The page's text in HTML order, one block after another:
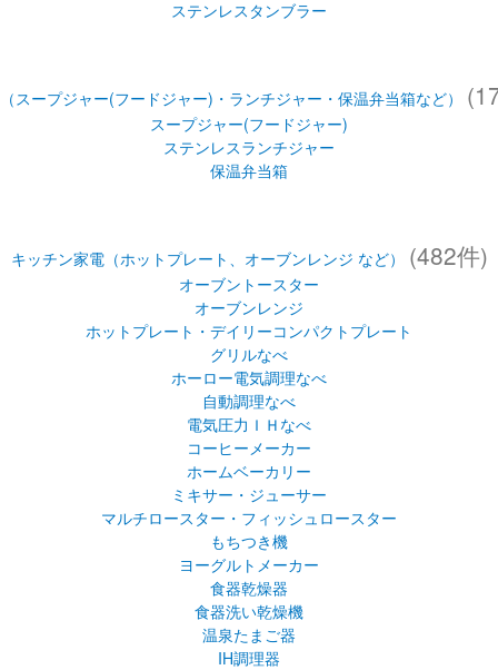
ステンレスタンブラー
スープジャー(フードジャー)・ランチジャー・保温弁当箱など）
スープジャー(フードジャー)
ステンレスランチジャー
保温弁当箱
キッチン家電（ホットプレート、オーブンレンジ など） (482件)
オーブントースター
オーブンレンジ
ホットプレート・デイリーコンパクトプレート
グリルなべ
ホーロー電気調理なべ
自動調理なべ
電気圧力ＩＨなべ
コーヒーメーカー
ホームベーカリー
ミキサー・ジューサー
マルチロースター・フィッシュロースター
もちつき機
ヨーグルトメーカー
食器乾燥器
食器洗い乾燥機
温泉たまご器
IH調理器